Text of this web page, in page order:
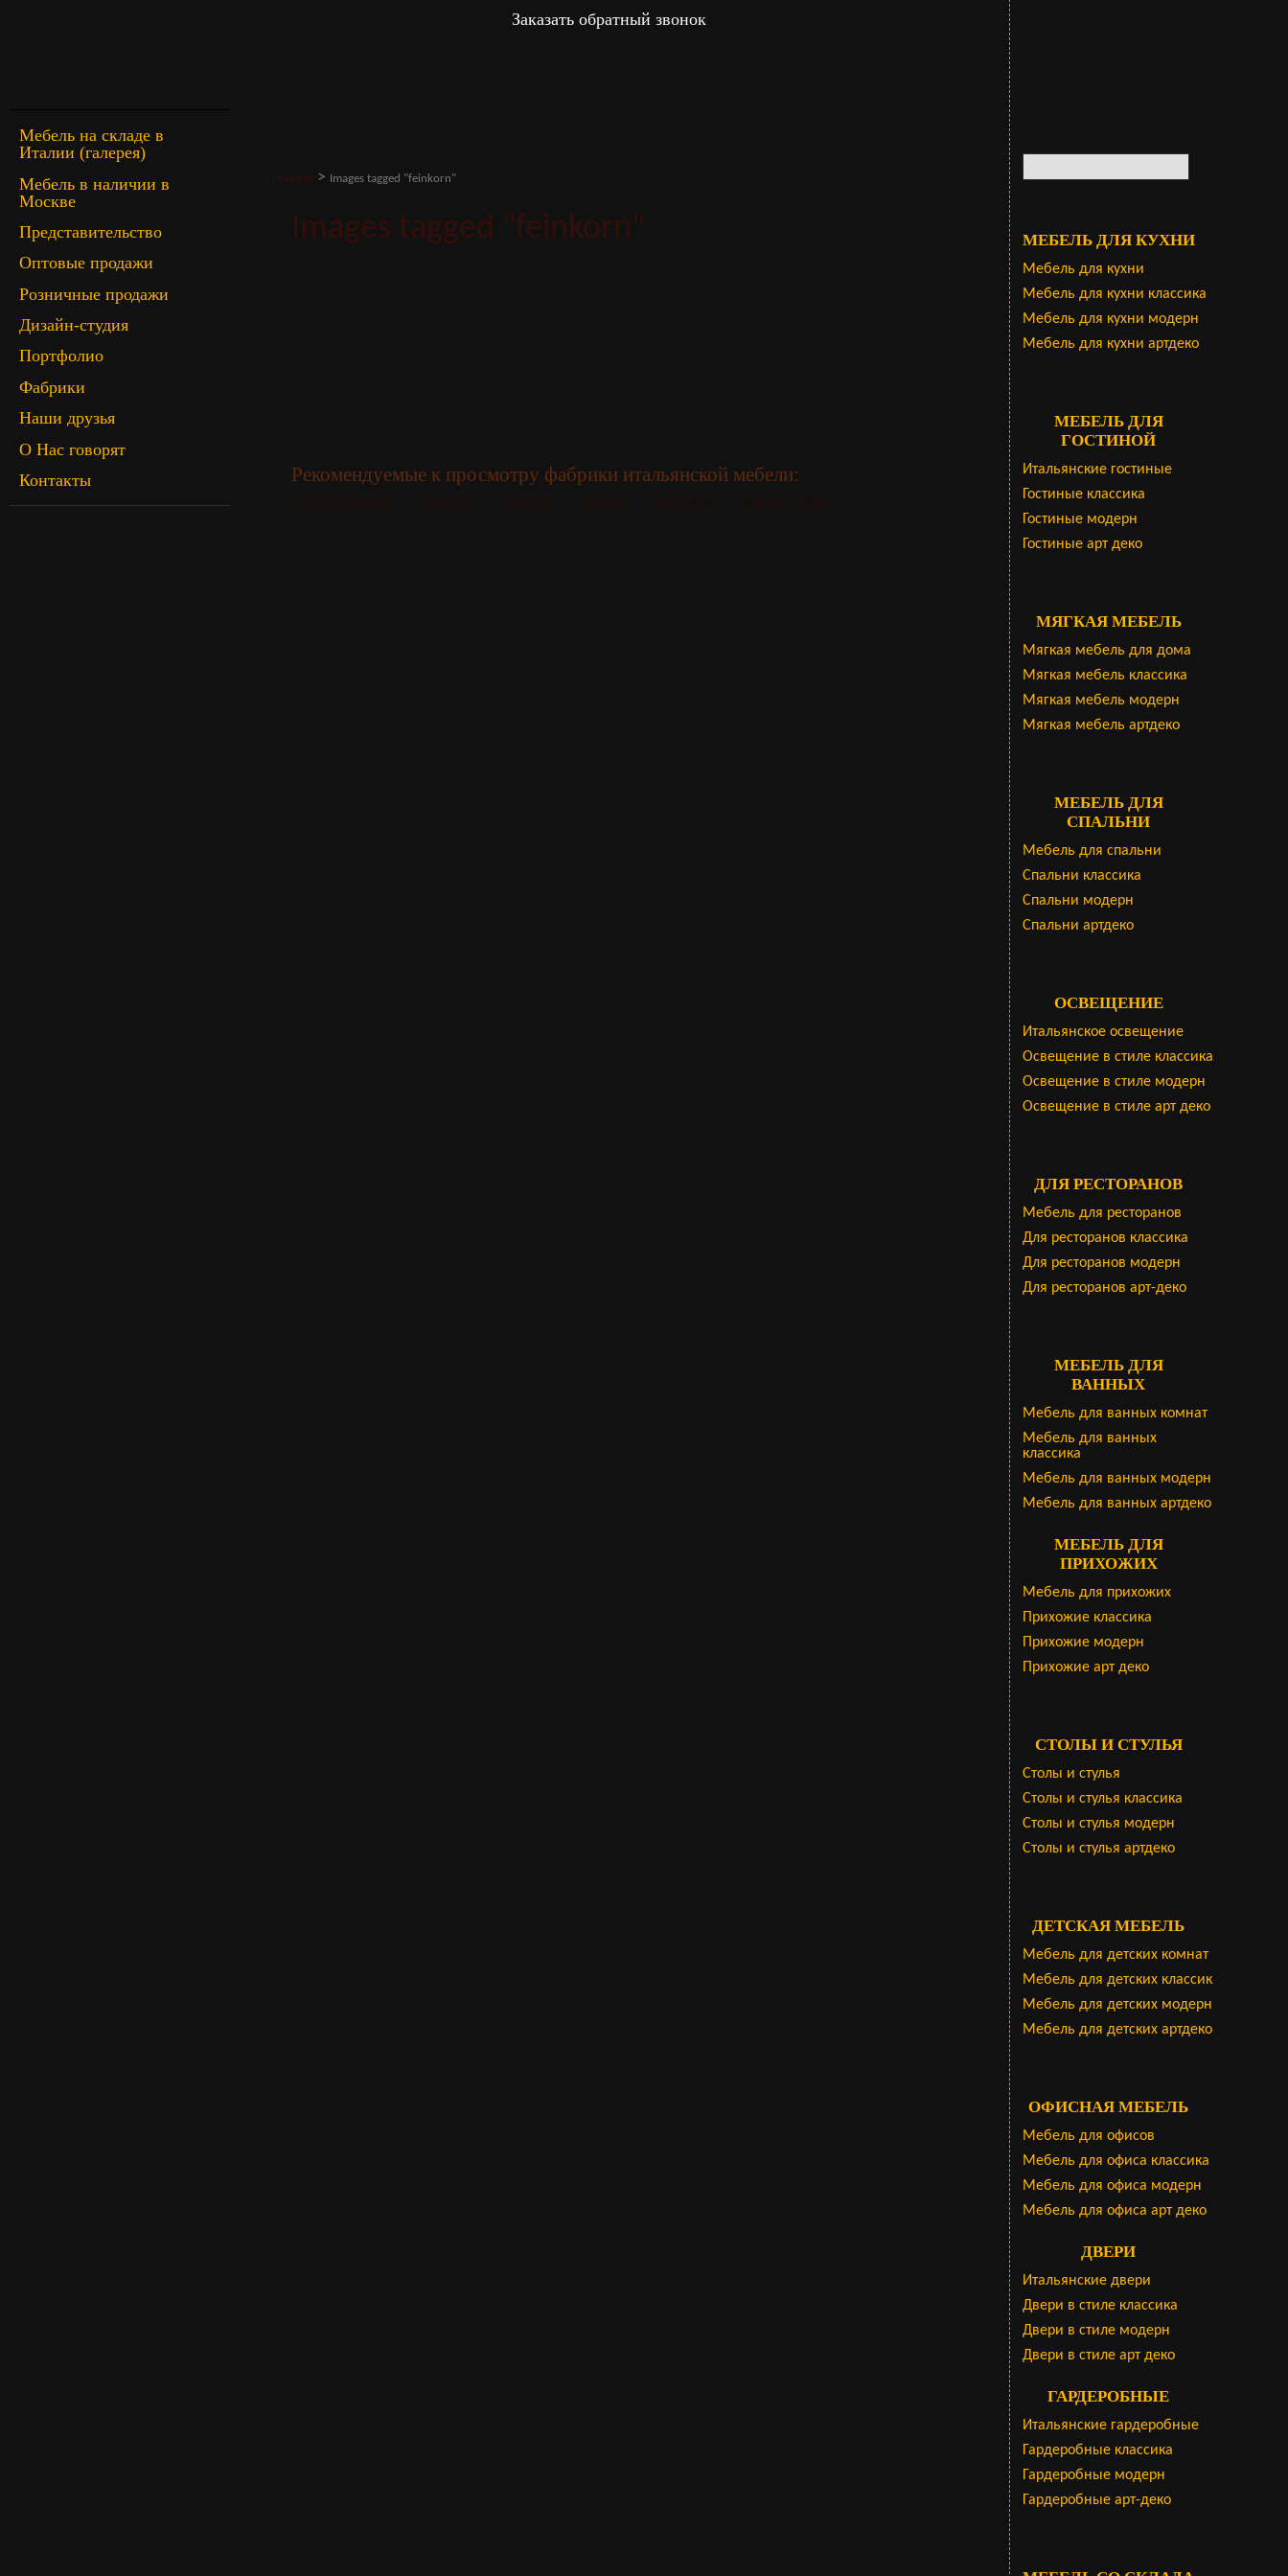
Заказать обратный звонок
Мебель на складе в
Италии (галерея)
Мебель в наличии в
Москве
Представительство
Оптовые продажи
Розничные продажи
Дизайн-студия
Портфолио
Фабрики
Наши друзья
О Нас говорят
Контакты
Главная > Images tagged "feinkorn"
Images tagged "feinkorn"
Рекомендуемые к просмотру фабрики итальянской мебели:
МЕБЕЛЬ ДЛЯ КУХНИ
Мебель для кухни
Мебель для кухни классика
Мебель для кухни модерн
Мебель для кухни артдеко
МЕБЕЛЬ ДЛЯ
ГОСТИНОЙ
Итальянские гостиные
Гостиные классика
Гостиные модерн
Гостиные арт деко
МЯГКАЯ МЕБЕЛЬ
Мягкая мебель для дома
Мягкая мебель классика
Мягкая мебель модерн
Мягкая мебель артдеко
МЕБЕЛЬ ДЛЯ
СПАЛЬНИ
Мебель для спальни
Cпальни классика
Спальни модерн
Спальни артдеко
ОСВЕЩЕНИЕ
Итальянское освещение
Освещение в стиле классика
Освещение в стиле модерн
Освещение в стиле арт деко
ДЛЯ РЕСТОРАНОВ
Мебель для ресторанов
Для ресторанов классика
Для ресторанов модерн
Для ресторанов арт-деко
МЕБЕЛЬ ДЛЯ
ВАННЫХ
Мебель для ванных комнат
Мебель для ванных
классика
Мебель для ванных модерн
Мебель для ванных артдеко
МЕБЕЛЬ ДЛЯ
ПРИХОЖИХ
Мебель для прихожих
Прихожие классика
Прихожие модерн
Прихожие арт деко
СТОЛЫ И СТУЛЬЯ
Столы и стулья
Столы и стулья классика
Столы и стулья модерн
Столы и стулья артдеко
ДЕТСКАЯ МЕБЕЛЬ
Мебель для детских комнат
Мебель для детских классик
Мебель для детских модерн
Мебель для детских артдеко
ОФИСНАЯ МЕБЕЛЬ
Мебель для офисов
Мебель для офиса классика
Мебель для офиса модерн
Мебель для офиса арт деко
ДВЕРИ
Итальянские двери
Двери в стиле классика
Двери в стиле модерн
Двери в стиле арт деко
ГАРДЕРОБНЫЕ
Итальянские гардеробные
Гардеробные классика
Гардеробные модерн
Гардеробные арт-деко